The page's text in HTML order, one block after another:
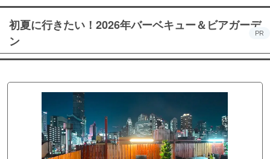
初夏に行きたい！2026年バーベキュー＆ビアガーデ
ン
PR